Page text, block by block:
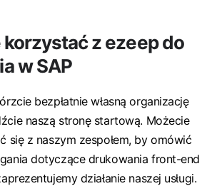
z ezeep do
w SAP
bezpłatnie własną organizację
naszą stronę startową. Możecie
się z naszym zespołem, by omówić
dotyczące drukowania front-end
działanie naszej usługi.